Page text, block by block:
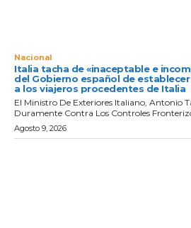
Nacional
Italia tacha de «inaceptable e
del Gobierno español de
a los viajeros procedentes de Italia
El Ministro De Exteriores Italiano, Antonio
Duramente Contra Los Controles
Agosto 9, 2026